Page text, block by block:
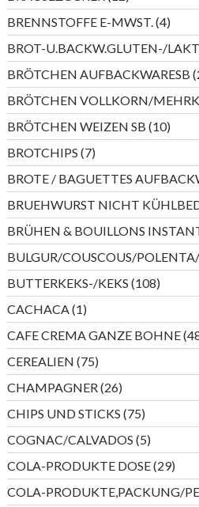
Produkte
BRENNSTOFFE E-MWST. 44
BROT-U.BACKW.GLUTEN-/
BRÖTCHEN AUFBACKWARESB
BRÖTCHEN VOLLKORN/
BRÖTCHEN WEIZEN SB 1010
BROTCHIPS 77
Produkte
BROTE / BAGUETTES
BRUEHWURST NICHT
BRÜHEN & BOUILLONS
BULGUR/COUSCOUS/
BUTTERKEKS-/KEKS 108108
CACHACA 11
Produkt
CAFE CREMA GANZE BOHNE
CEREALIEN 7575
Produkte
CHAMPAGNER 2626
Produkte
CHIPS UND STICKS 7575
Produkte
COGNAC/CALVADOS 55
Produkte
COLA-PRODUKTE DOSE 2929
COLA-PRODUKTE,PACKUNG/